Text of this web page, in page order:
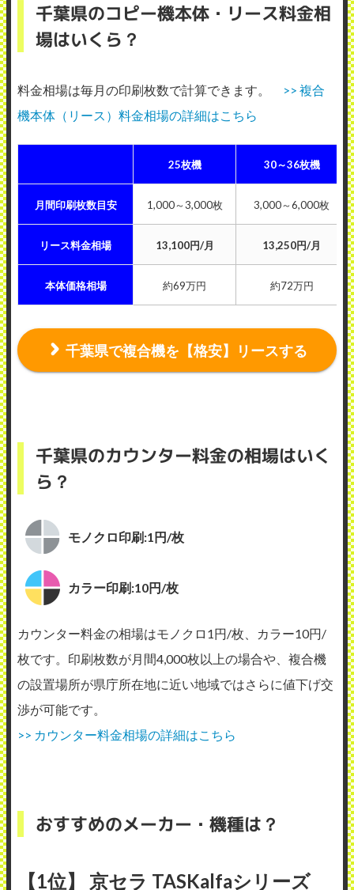
千葉県のコピー機本体・リース料金相
場はいくら？
料金相場は毎月の印刷枚数で計算できます。
>> 複合
機本体（リース）料金相場の詳細はこちら
25枚機 30～36枚機
月間印刷枚数目安 1,000～3,000枚 3,000～6,000枚
リース料金相場 13,100円/月 13,250円/月
本体価格相場 約69万円 約72万円
千葉県で複合機を【格安】リースする
千葉県のカウンター料金の相場はいく
ら？
モノクロ印刷:1円/枚
カラー印刷:10円/枚
カウンター料金の相場はモノクロ1円/枚、カラー10円/
枚です。印刷枚数が月間4,000枚以上の場合や、複合機
の設置場所が県庁所在地に近い地域ではさらに値下げ交
渉が可能です。
>> カウンター料金相場の詳細はこちら
おすすめのメーカー・機種は？
【1位】 京セラ TASKalfaシリーズ